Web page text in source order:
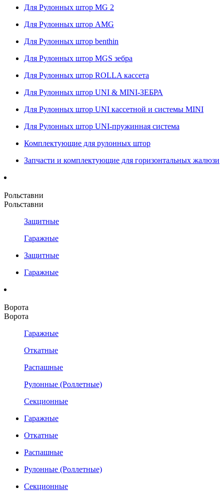
Для Рулонных штор MG 2
Для Рулонных штор AMG
Для Рулонных штор benthin
Для Рулонных штор MGS зебра
Для Рулонных штор ROLLA кассета
Для Рулонных штор UNI & MINI-ЗЕБРА
Для Рулонных штор UNI кассетной и системы MINI
Для Рулонных штор UNI-пружинная система
Комплектующие для рулонных штор
Запчасти и комплектующие для горизонтальных жалюзи
Рольставни
Рольставни
Защитные
Гаражные
Защитные
Гаражные
Ворота
Ворота
Гаражные
Откатные
Распашные
Рулонные (Роллетные)
Секционные
Гаражные
Откатные
Распашные
Рулонные (Роллетные)
Секционные